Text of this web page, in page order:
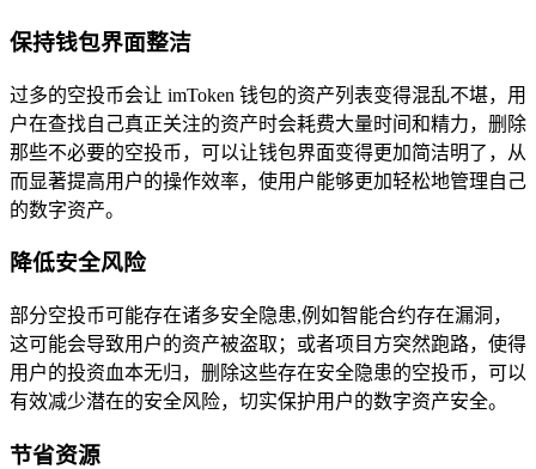
保持钱包界面整洁
过多的空投币会让 imToken 钱包的资产列表变得混乱不堪，用
户在查找自己真正关注的资产时会耗费大量时间和精力，删除
那些不必要的空投币，可以让钱包界面变得更加简洁明了，从
而显著提高用户的操作效率，使用户能够更加轻松地管理自己
的数字资产。
降低安全风险
部分空投币可能存在诸多安全隐患,例如智能合约存在漏洞，
这可能会导致用户的资产被盗取；或者项目方突然跑路，使得
用户的投资血本无归，删除这些存在安全隐患的空投币，可以
有效减少潜在的安全风险，切实保护用户的数字资产安全。
节省资源